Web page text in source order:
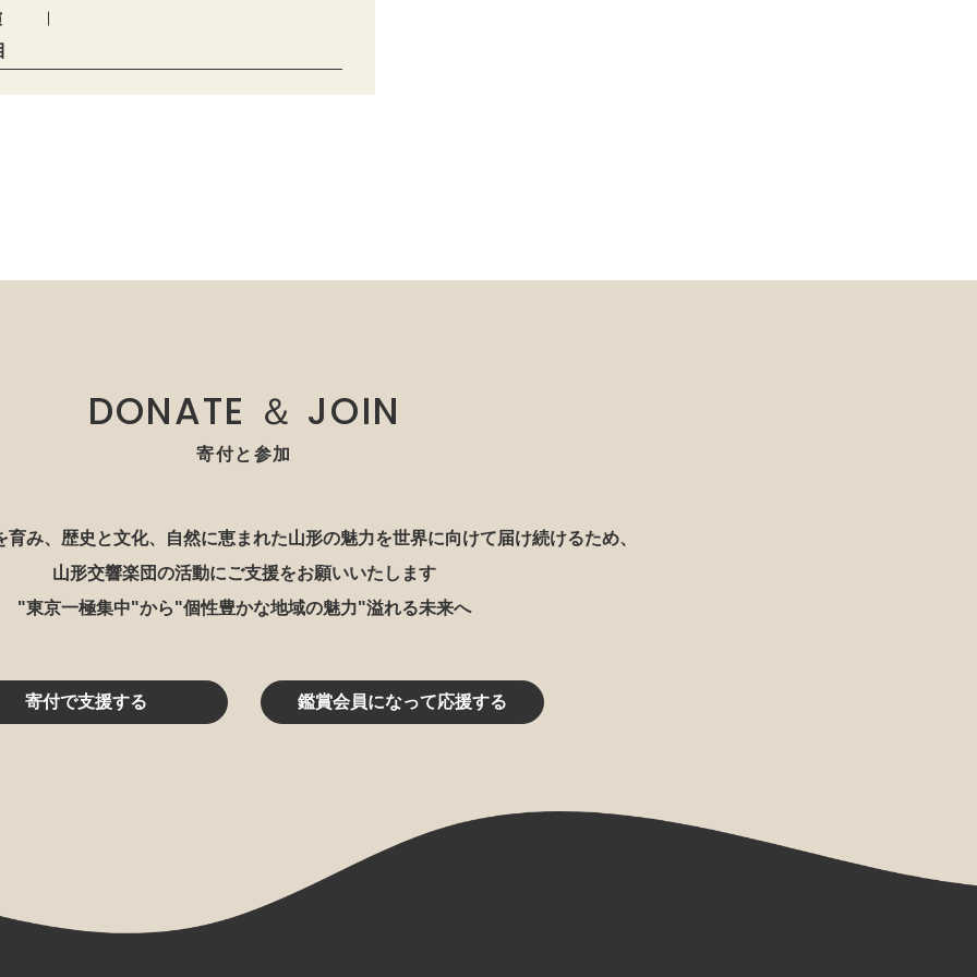
DONATE ＆ JOIN
寄付と参加
育み、歴史と文化、自然に恵まれた山形の魅力を世界に向けて届け続けるため、
山形交響楽団の活動にご支援をお願いいたします
"東京一極集中"から"個性豊かな地域の魅力"溢れる未来へ
寄付で支援する 鑑賞会員になって応援する